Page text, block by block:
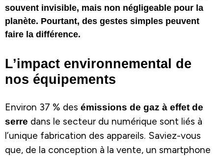
souvent invisible, mais non négligeable pour la
planète. Pourtant, des gestes simples peuvent
faire la différence.
L’impact environnemental de
nos équipements
Environ 37 % des émissions de gaz à effet de
serre dans le secteur du numérique sont liés à
l’unique fabrication des appareils. Saviez-vous
que, de la conception à la vente, un smartphone